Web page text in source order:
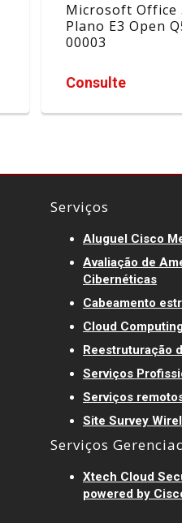
Microsoft Office
Plano E3 Open
00003
Consulte
Serviços
Aluguel Cisco
Avaliação de
Cibernéticas
Cabeamento
Cloud Computing
Reestruturação
Serviços
Serviços
Site Survey
Serviços
Xtech Cloud
powered by